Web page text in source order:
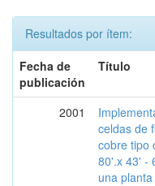
Resultados por ítem:
Fecha de
publicación
Título
2001
celdas de
cobre tipo
80'.x 43' -
una